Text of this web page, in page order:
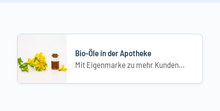
Bio-Öle in der Apotheke
Mit Eigenmarke zu mehr Kundenbindung